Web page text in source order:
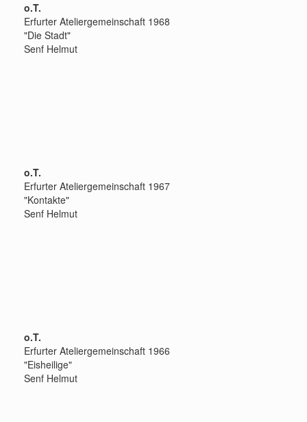
o.T.
Erfurter Ateliergemeinschaft 1968
"Die Stadt"
Senf Helmut
o.T.
Erfurter Ateliergemeinschaft 1967
"Kontakte"
Senf Helmut
o.T.
Erfurter Ateliergemeinschaft 1966
"Eisheilige"
Senf Helmut